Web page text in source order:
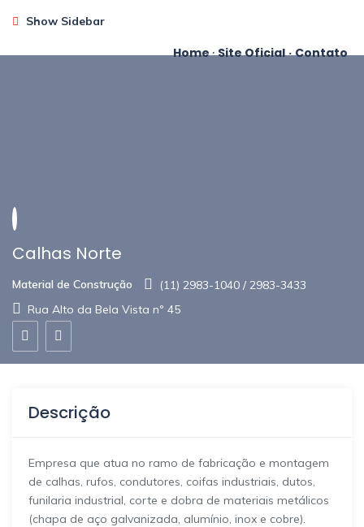
Home·Site Oficial · Contato
Show Sidebar
Calhas Norte
Material de Construção
(11) 2983-1040 / 2983-3433
Rua Alto da Bela Vista nº 45
Descrição
Empresa que atua no ramo de fabricação e montagem
de calhas, rufos, condutores, coifas industriais, dutos,
funilaria industrial, corte e dobra de materiais metálicos
(chapa de aço galvanizada, alumínio, inox e cobre).